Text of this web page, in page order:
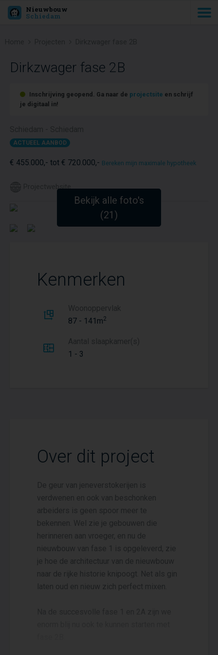
Nieuwbouw
Schiedam
Dirkzwager fase 2B
Inschrijving geopend. Ga naar de projectsite en schrijf
je digitaal in!
ACTUEEL AANBOD
€ 455.000,- tot € 720.000,- Bereken mijn maximale hypotheek
Projectwebsite
Bekijk alle foto's
(21)
Kenmerken
Woonoppervlak
87 - 141m2
Aantal slaapkamer(s)
1 - 3
Over dit project
De geur van jeneverstokerijen is
verdwenen en ook van beschonken
arbeiders is geen spoor meer te
bekennen. Wel zie je gebouwen die
herinneren aan vroeger, en nu de
nieuwbouw van fase 1 is opgeleverd, zie
je hoe de architectuur van de nieuwbouw
naar de rijke historie knipoogt. Net als gin
laten oud en nieuw zich perfect mixen.